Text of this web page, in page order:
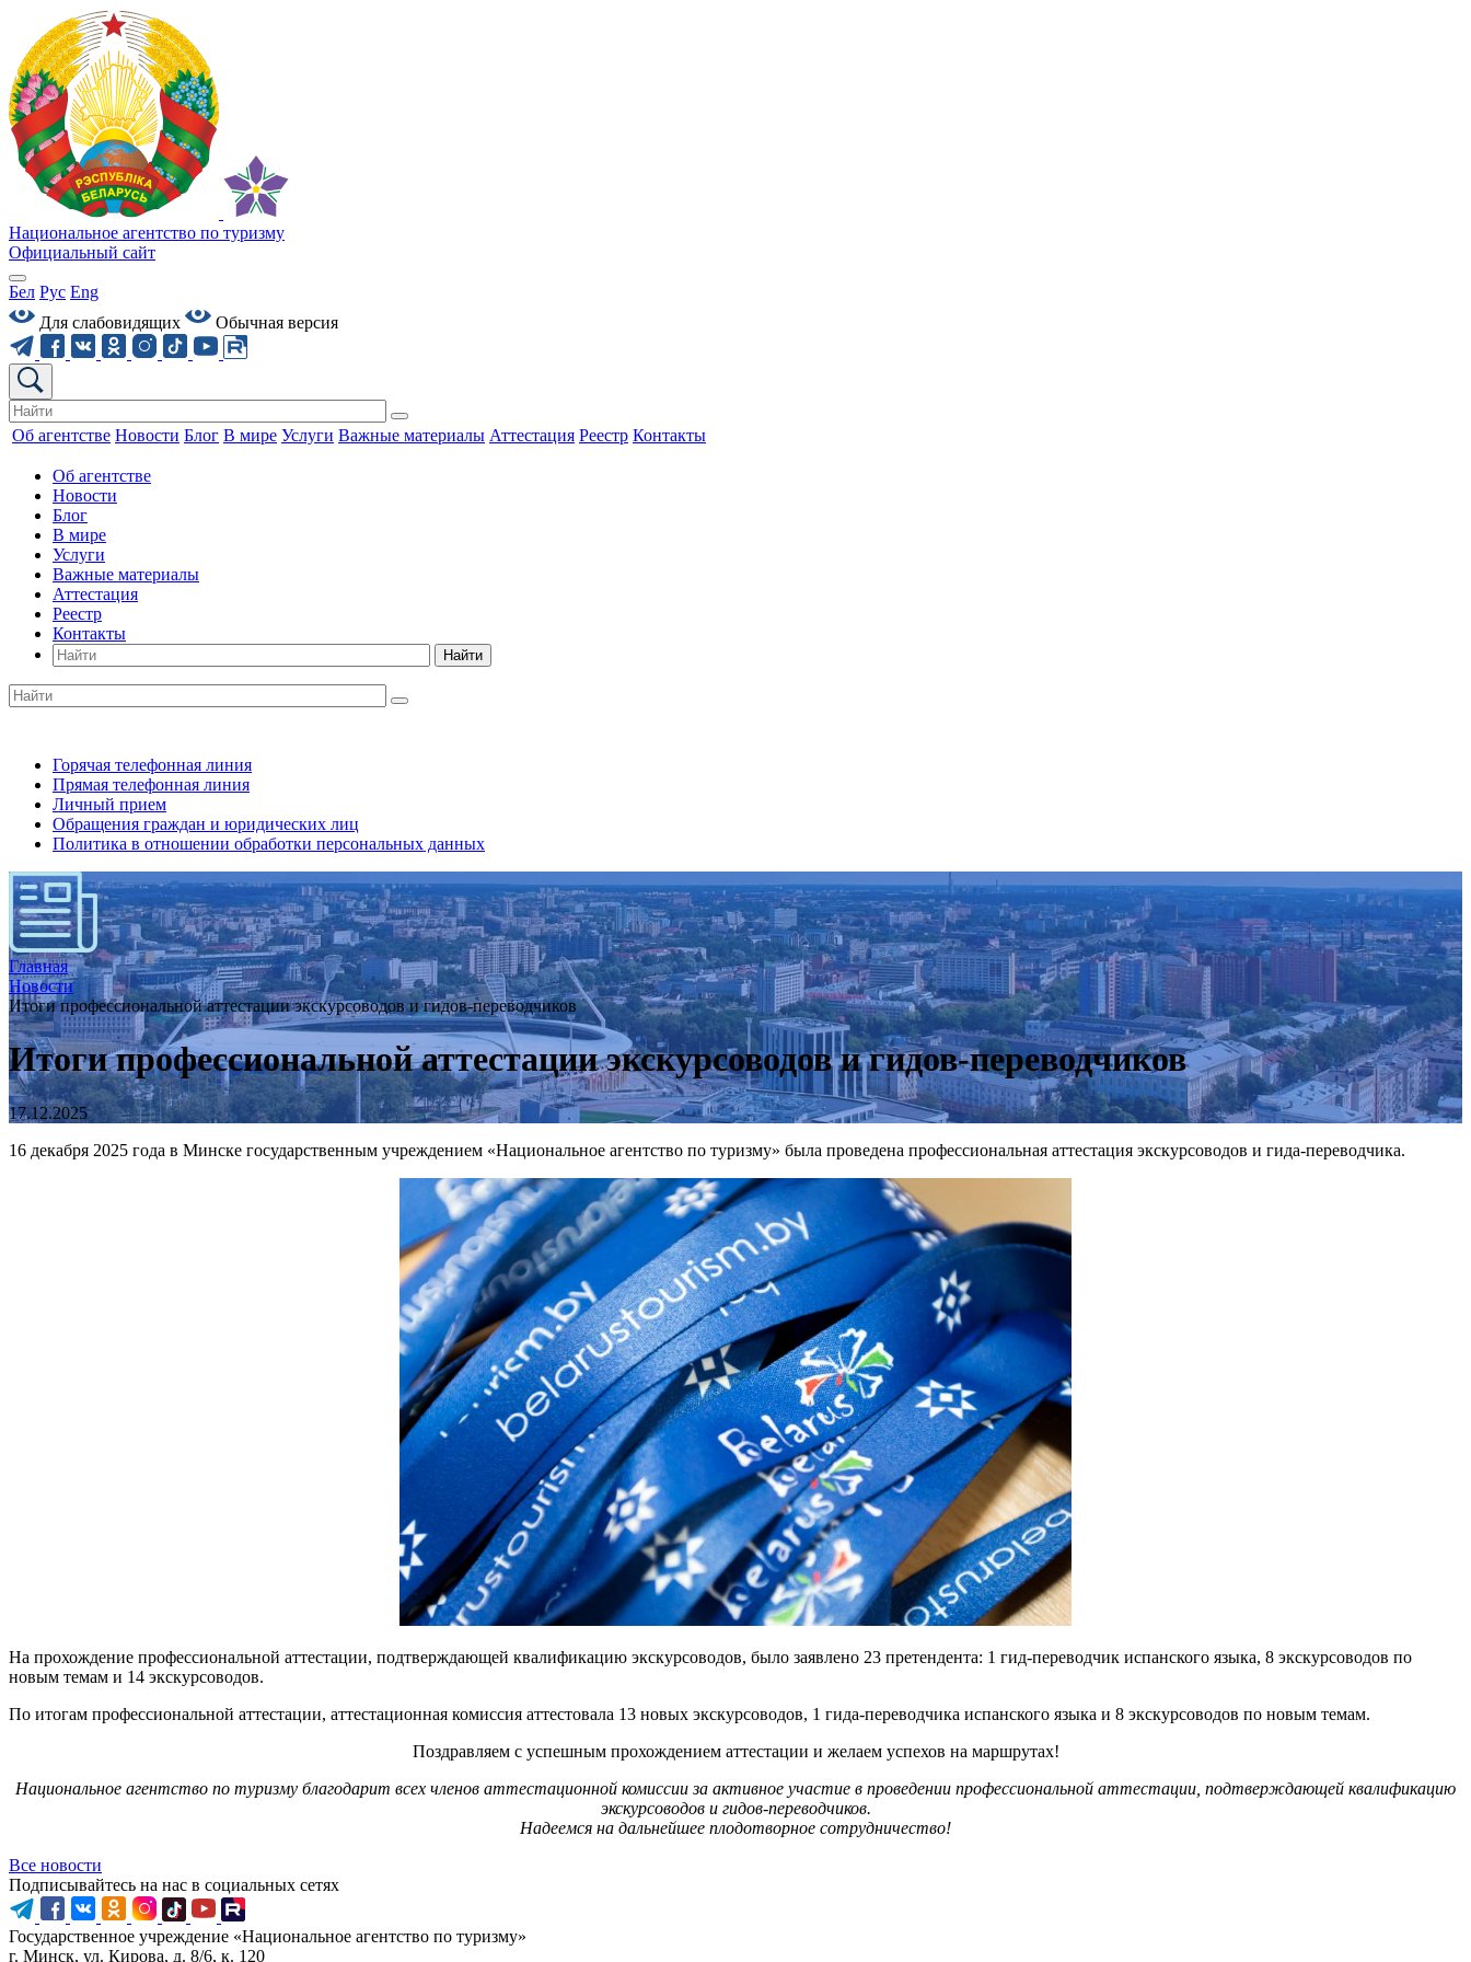
Национальное агентство по туризму
Официальный сайт
Бел Рус Eng
Для слабовидящих
Обычная версия
Об агентстве Новости Блог В мире Услуги Важные материалы Аттестация Реестр Контакты
Об агентстве
Новости
Блог
В мире
Услуги
Важные материалы
Аттестация
Реестр
Контакты
Найти
Горячая телефонная линия
Прямая телефонная линия
Личный прием
Обращения граждан и юридических лиц
Политика в отношении обработки персональных данных
Главная
Новости
Итоги профессиональной аттестации экскурсоводов и гидов-переводчиков
Итоги профессиональной аттестации экскурсоводов и гидов-переводчиков
17.12.2025
16 декабря 2025 года в Минске государственным учреждением «Национальное агентство по туризму» была проведена профессиональная аттестация экскурсоводов и гида-переводчика.
На прохождение профессиональной аттестации, подтверждающей квалификацию экскурсоводов, было заявлено 23 претендента: 1 гид-переводчик испанского языка, 8 экскурсоводов по
новым темам и 14 экскурсоводов.
По итогам профессиональной аттестации, аттестационная комиссия аттестовала 13 новых экскурсоводов, 1 гида-переводчика испанского языка и 8 экскурсоводов по новым темам.
Поздравляем с успешным прохождением аттестации и желаем успехов на маршрутах!
Национальное агентство по туризму благодарит всех членов аттестационной комиссии за активное участие в проведении профессиональной аттестации, подтверждающей квалификацию
экскурсоводов и гидов-переводчиков.
Надеемся на дальнейшее плодотворное сотрудничество!
Все новости
Подписывайтесь на нас в социальных сетях
Государственное учреждение «Национальное агентство по туризму»
г. Минск, ул. Кирова, д. 8/6, к. 120